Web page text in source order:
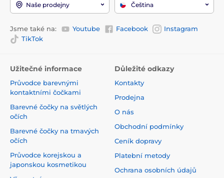
Naše prodejny Čeština
Jsme také na: Youtube Facebook
Instagram
TikTok
Užitečné informace
Průvodce barevnými
kontaktními čočkami
Barevné čočky na světlých
očích
Barevné čočky na tmavých
očích
Průvodce korejskou a
japonskou kosmetikou
Důležité odkazy
Kontakty
Prodejna
O nás
Obchodní podmínky
Ceník dopravy
Platební metody
Ochrana osobních údajů